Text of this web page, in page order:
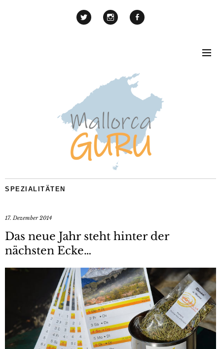
SPEZIALITÄTEN
17. Dezember 2014
Das neue Jahr steht hinter der
nächsten Ecke…